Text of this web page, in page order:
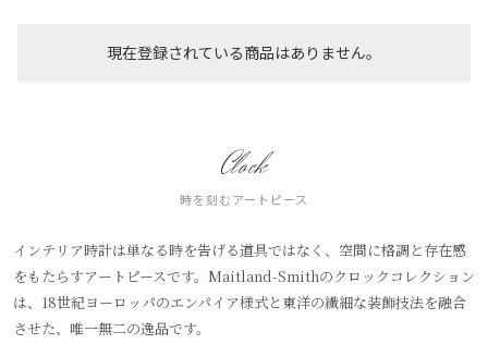
現在登録されている商品はありません。
Clock
時を刻むアートピース
インテリア時計は単なる時を告げる道具ではなく、空間に格調と存在感
をもたらすアートピースです。Maitland-Smithのクロックコレクション
は、18世紀ヨーロッパのエンパイア様式と東洋の繊細な装飾技法を融合
させた、唯一無二の逸品です。